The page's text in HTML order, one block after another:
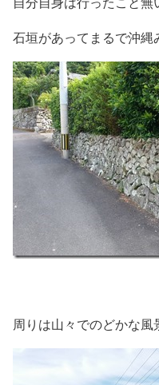
石垣があってまるで沖縄
周りは山々でのどかな風